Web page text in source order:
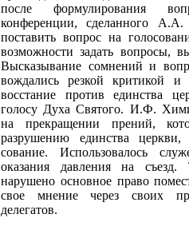
после фор­мулирования
конференции, сделанного
поставить вопрос на
возможности задать вопросы,
Высказывание со­мнений и
вождались резкой критикой и
восстание против един­ства
голосу Духа Святого. И.Ф.
на прекращении прений,
разрушению единства
сование. Использовалось
оказания давления на
нарушено основное право
свое мнение через своих
делегатов.